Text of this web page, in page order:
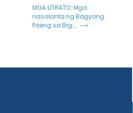
MGA LITRATO: Mga
nasalanta ng Bagyong
Paeng sa Brg... ⟶